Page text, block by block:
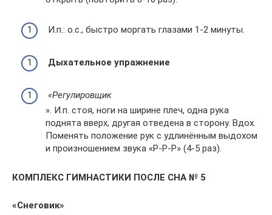
И.п.: о.с., быстро моргать глазами 1-2 минуты.
Дыхательное упражнение
«Регулировщик
». И.п. стоя, ноги на ширине плеч, одна рука
поднята вверх, другая отведена в сторону. Вдох.
Поменять положение рук с удлинённым выдохом
и произношением звука «Р-Р-Р» (4-5 раз).
КОМПЛЕКС ГИМНАСТИКИ ПОСЛЕ СНА № 5
«Снеговик»